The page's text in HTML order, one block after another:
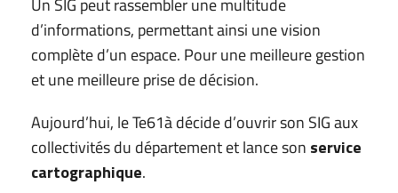
Un SIG peut rassembler une multitude
d’informations, permettant ainsi une vision
complète d’un espace. Pour une meilleure gestion
et une meilleure prise de décision.
Aujourd’hui, le Te61à décide d’ouvrir son SIG aux
collectivités du département et lance son service
cartographique.